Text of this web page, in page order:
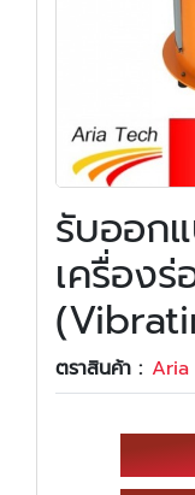
รับออก
เครื่อง
ตราสินค้า :